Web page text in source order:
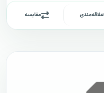
علاقه‌مندی مقایسه